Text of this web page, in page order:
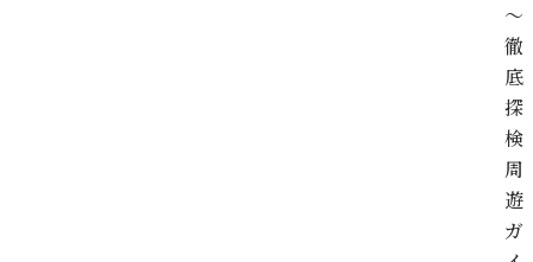
～
徹
底
探
検
周
遊
ガ